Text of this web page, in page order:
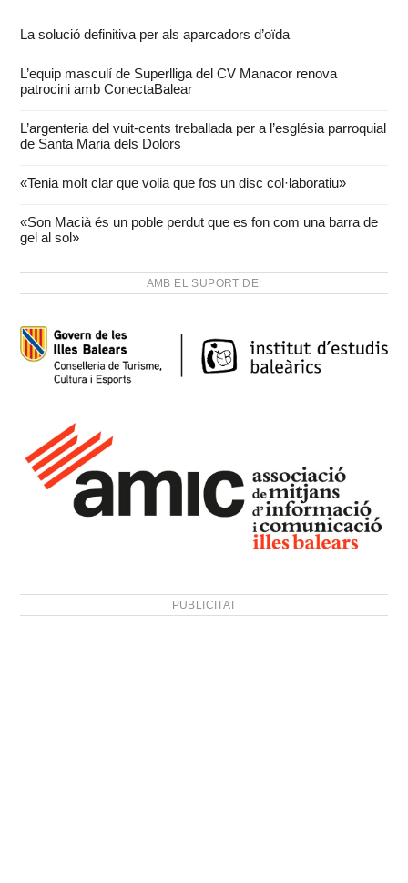
La solució definitiva per als aparcadors d’oïda
L’equip masculí de Superlliga del CV Manacor renova
patrocini amb ConectaBalear
L’argenteria del vuit-cents treballada per a l’església parroquial
de Santa Maria dels Dolors
«Tenia molt clar que volia que fos un disc col·laboratiu»
«Son Macià és un poble perdut que es fon com una barra de
gel al sol»
AMB EL SUPORT DE:
PUBLICITAT